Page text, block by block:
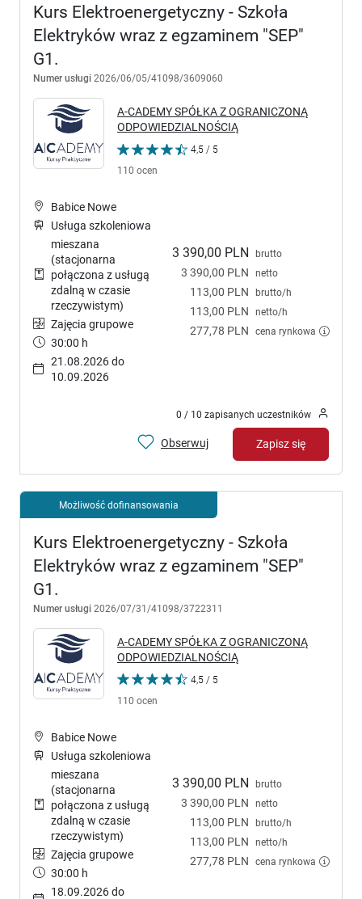
Kurs Elektroenergetyczny - Szkoła
Elektryków wraz z egzaminem "SEP"
G1.
Numer usługi 2026/06/05/41098/3609060
A-CADEMY SPÓŁKA Z OGRANICZONĄ
ODPOWIEDZIALNOŚCIĄ
4,5 / 5
110 ocen
3 390,00 PLN brutto
3 390,00 PLN netto
113,00 PLN brutto/h
113,00 PLN netto/h
277,78 PLN cena rynkowa
Babice Nowe
Usługa szkoleniowa
mieszana
(stacjonarna
połączona z usługą
zdalną w czasie
rzeczywistym)
Zajęcia grupowe
30:00 h
21.08.2026 do
10.09.2026
0 / 10 zapisanych uczestników
Obserwuj Zapisz się
Możliwość dofinansowania
Kurs Elektroenergetyczny - Szkoła
Elektryków wraz z egzaminem "SEP"
G1.
Numer usługi 2026/07/31/41098/3722311
A-CADEMY SPÓŁKA Z OGRANICZONĄ
ODPOWIEDZIALNOŚCIĄ
4,5 / 5
110 ocen
3 390,00 PLN brutto
3 390,00 PLN netto
113,00 PLN brutto/h
113,00 PLN netto/h
277,78 PLN cena rynkowa
Babice Nowe
Usługa szkoleniowa
mieszana
(stacjonarna
połączona z usługą
zdalną w czasie
rzeczywistym)
Zajęcia grupowe
30:00 h
18.09.2026 do